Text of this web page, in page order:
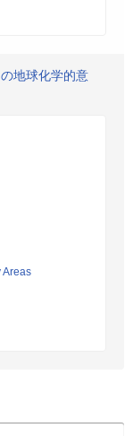
地球化学的意
Areas